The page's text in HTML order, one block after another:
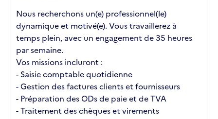
Nous recherchons un(e) professionnel(le)
dynamique et motivé(e). Vous travaillerez à
temps plein, avec un engagement de 35 heures
par semaine.
Vos missions incluront :
- Saisie comptable quotidienne
- Gestion des factures clients et fournisseurs
- Préparation des ODs de paie et de TVA
- Traitement des chèques et virements